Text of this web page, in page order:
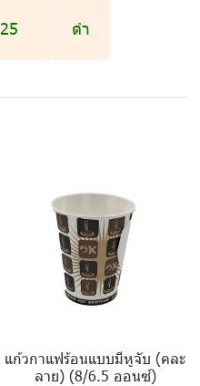
25 ดำ
แก้วกาแฟร้อนแบบมีหูจับ (คละ
ลาย) (8/6.5 ออนซ์)